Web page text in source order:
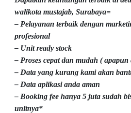
walikota mustajab, Surabaya=
– Pelayanan terbaik dengan
profesional
– Unit ready stock
– Proses cepat dan mudah (
– Data yang kurang kami akan
– Data aplikasi anda aman
– Booking fee hanya 5 juta sudah
unitnya*